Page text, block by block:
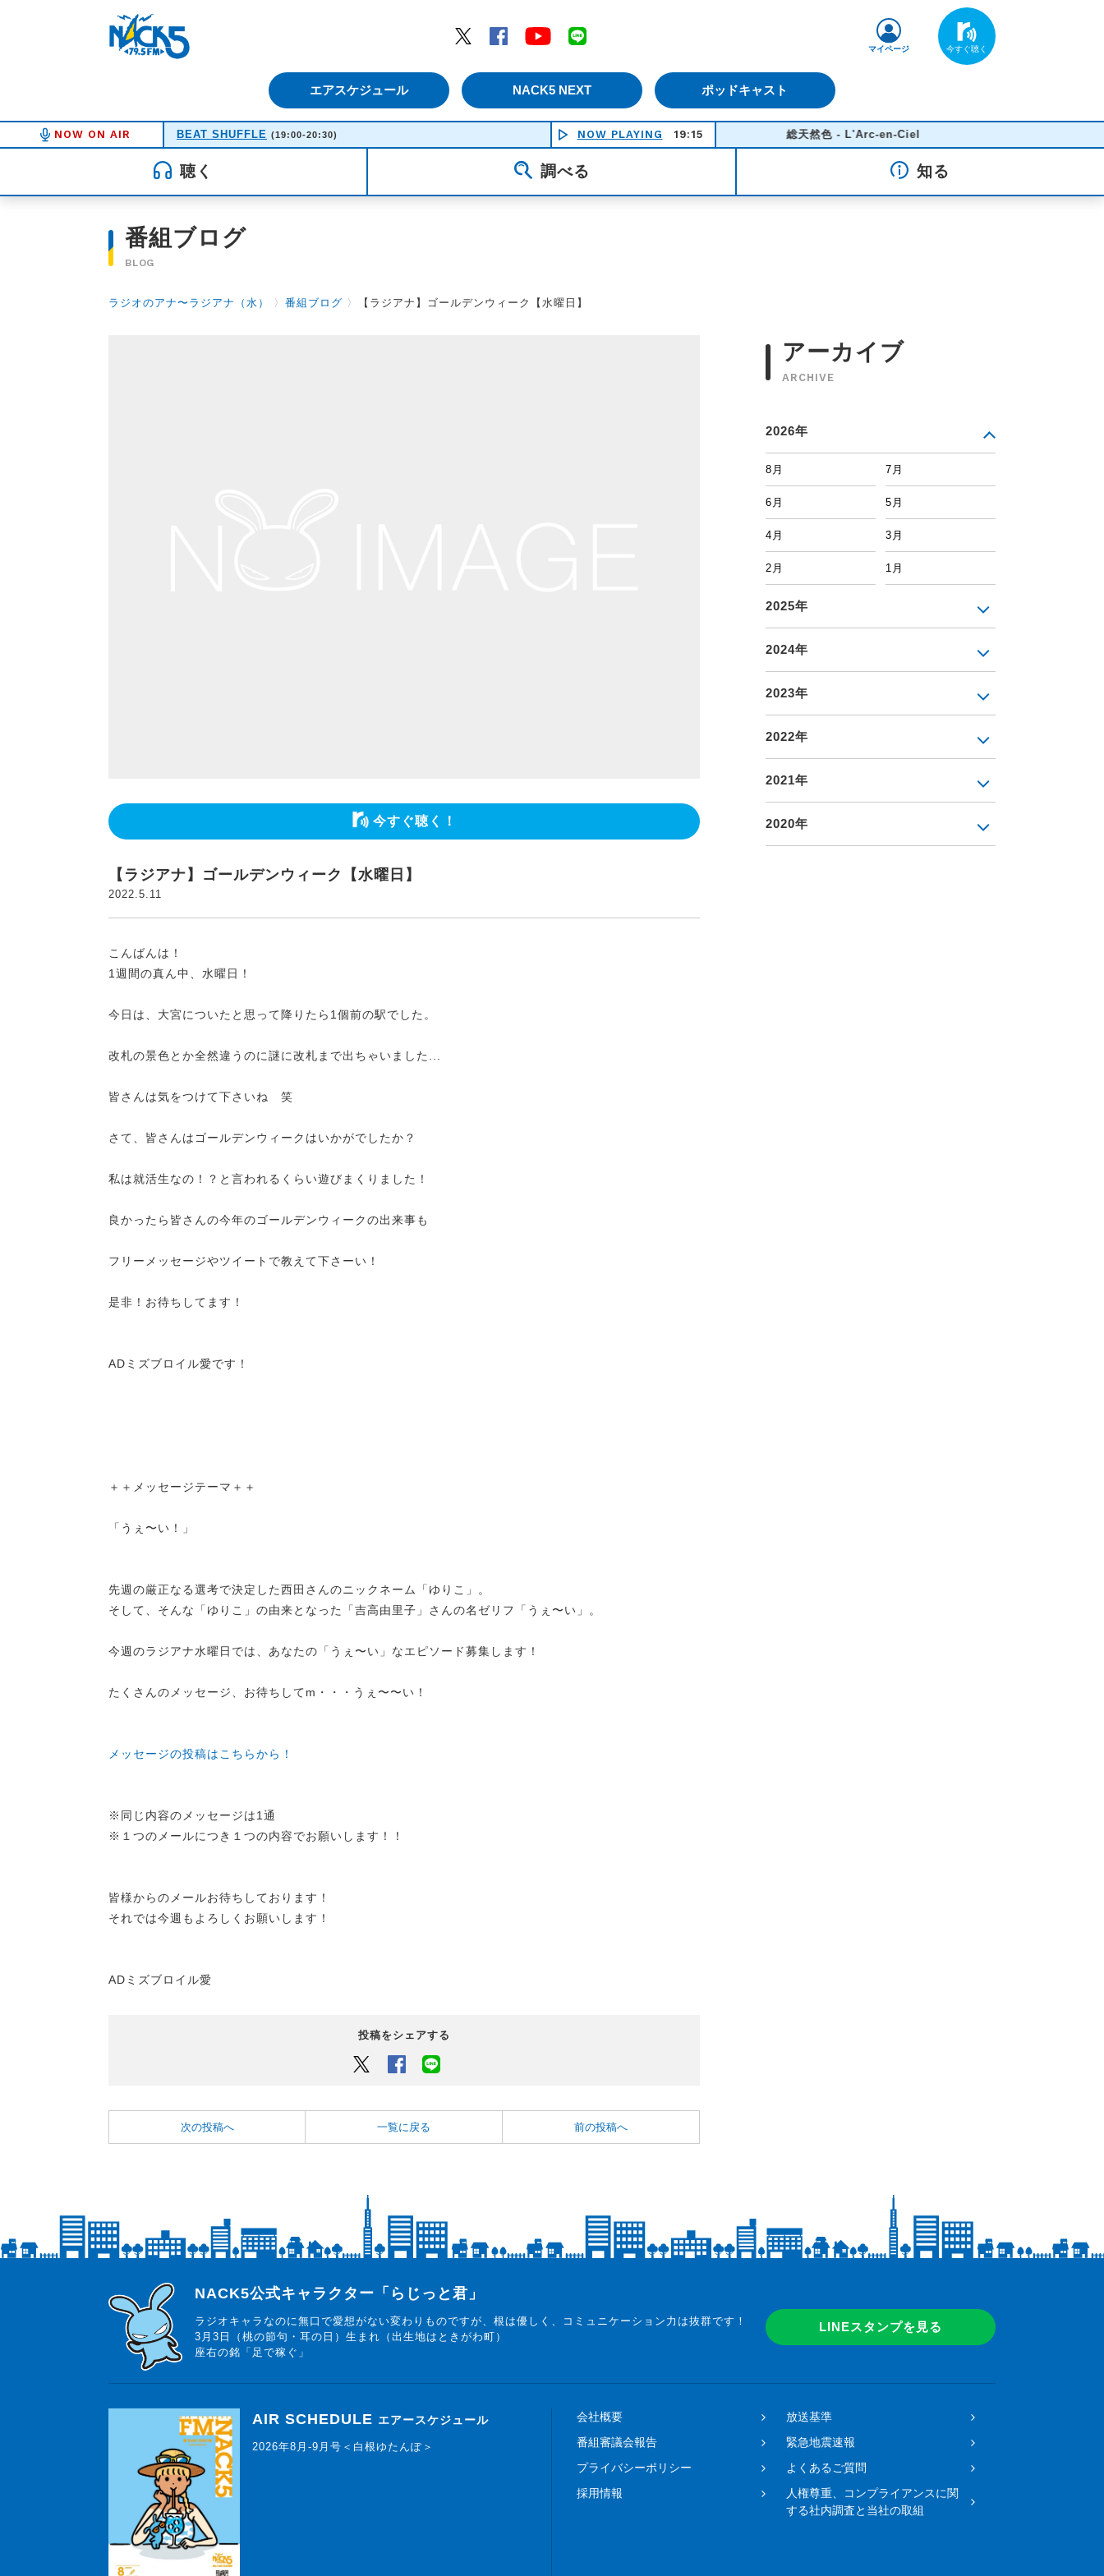
Twitter
Facebook YouTube
エアスケジュール NACK5 NEXT ポッドキャスト
マイページ
NOW ON AIR BEAT SHUFFLE (19:00-20:30) NOW PLAYING 19:15 総天然色 - L'Arc-en-Ciel
聴く 調べる 知る
番組ブログ
BLOG
ラジオのアナ〜ラジアナ（水） 〉 番組ブログ 〉 【ラジアナ】ゴールデンウィーク【水曜日】
今すぐ聴く！
【ラジアナ】ゴールデンウィーク【水曜日】
2022.5.11
こんばんは！
1週間の真ん中、水曜日！
今日は、大宮についたと思って降りたら1個前の駅でした。
改札の景色とか全然違うのに謎に改札まで出ちゃいました...
皆さんは気をつけて下さいね 笑
さて、皆さんはゴールデンウィークはいかがでしたか？
私は就活生なの！？と言われるくらい遊びまくりました！
良かったら皆さんの今年のゴールデンウィークの出来事も
フリーメッセージやツイートで教えて下さーい！
是非！お待ちしてます！
ADミズブロイル愛です！
＋＋メッセージテーマ＋＋
「うぇ〜い！」
先週の厳正なる選考で決定した西田さんのニックネーム「ゆりこ」。
そして、そんな「ゆりこ」の由来となった「吉高由里子」さんの名ゼリフ「うぇ〜い」。
今週のラジアナ水曜日では、あなたの「うぇ〜い」なエピソード募集します！
たくさんのメッセージ、お待ちしてm・・・うぇ〜〜い！
メッセージの投稿はこちらから！
※同じ内容のメッセージは1通
※１つのメールにつき１つの内容でお願いします！！
皆様からのメールお待ちしております！
それでは今週もよろしくお願いします！
ADミズブロイル愛
投稿をシェアする
Twitter Facebook
次の投稿へ 一覧に戻る 前の投稿へ
アーカイブ
ARCHIVE
2026年
8月 7月
6月 5月
4月 3月
2月 1月
2025年
2024年
2023年
2022年
2021年
2020年
らじっと君
NACK5公式キャラクター「らじっと君」
ラジオキャラなのに無口で愛想がない変わりものですが、根は優しく、コミュニケーション力は抜群です！
3月3日（桃の節句・耳の日）生まれ（出生地はときがわ町）
座右の銘「足で稼ぐ」
LINEスタンプを見る
AIR SCHEDULE エアースケジュール
2026年8月-9月号＜白根ゆたんぽ＞
会社概要
放送基準
番組審議会報告
緊急地震速報
プライバシーポリシー
よくあるご質問
採用情報
人権尊重、コンプライアンスに関
する社内調査と当社の取組